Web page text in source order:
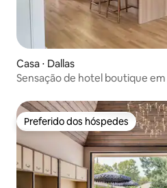
Casa ⋅ Dallas
Sensação de hotel boutique
Preferido dos hóspedes
Preferido dos hóspedes